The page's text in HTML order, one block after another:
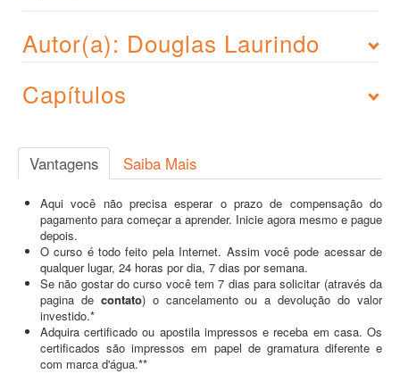
Autor(a): Douglas Laurindo
Capítulos
Vantagens Saiba Mais
Aqui você não precisa esperar o prazo de compensação do
pagamento para começar a aprender. Inicie agora mesmo e pague
depois.
O curso é todo feito pela Internet. Assim você pode acessar de
qualquer lugar, 24 horas por dia, 7 dias por semana.
Se não gostar do curso você tem 7 dias para solicitar (através da
pagina de contato) o cancelamento ou a devolução do valor
investido.*
Adquira certificado ou apostila impressos e receba em casa. Os
certificados são impressos em papel de gramatura diferente e
com marca d'água.**